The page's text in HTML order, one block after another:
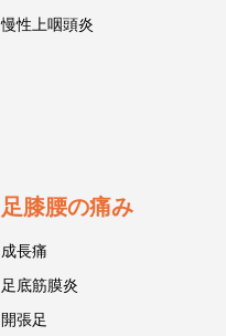
慢性上咽頭炎
足膝腰の痛み
成長痛
足底筋膜炎
開張足